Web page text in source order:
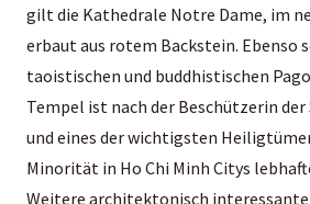
gilt die Kathedrale Notre Dame, im
erbaut aus rotem Backstein. Ebenso
taoistischen und buddhistischen
Tempel ist nach der Beschützerin
und eines der wichtigsten
Minorität in Ho Chi Minh Citys
Weitere architektonisch interessante